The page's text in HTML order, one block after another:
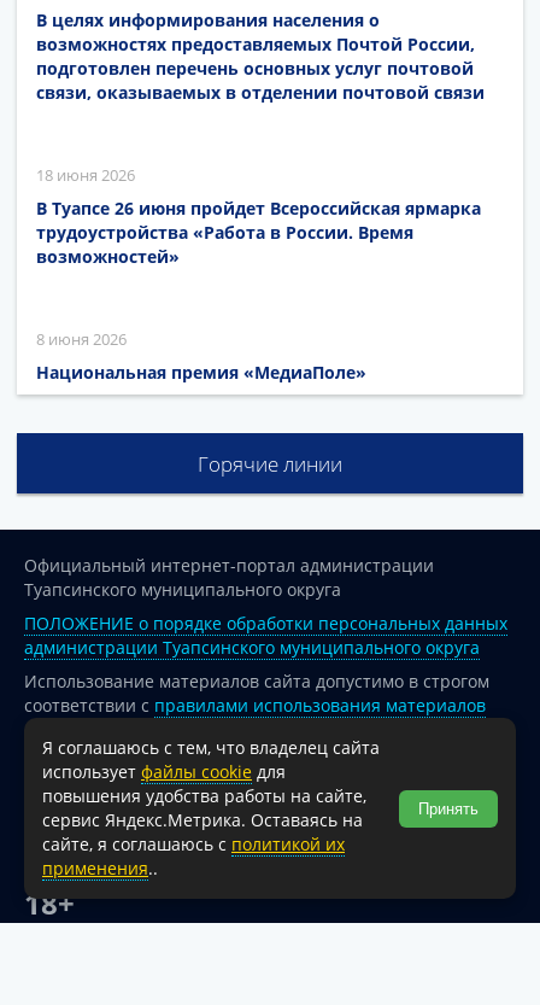
В целях информирования населения о
возможностях предоставляемых Почтой России,
подготовлен перечень основных услуг почтовой
связи, оказываемых в отделении почтовой связи
18 июня 2026
В Туапсе 26 июня пройдет Всероссийская ярмарка
трудоустройства «Работа в России. Время
возможностей»
8 июня 2026
Национальная премия «МедиаПоле»
Горячие линии
Официальный интернет-портал администрации
Туапсинского муниципального округа
ПОЛОЖЕНИЕ о порядке обработки персональных данных
администрации Туапсинского муниципального округа
Использование материалов сайта допустимо в строгом
соответствии с правилами использования материалов
опубликованных на сайте
При перепечатке и использовании информации ссылка
на источник обязательна.
Для сайтов и страниц сети Интернет обязательна
активная гиперссылка на официальный интернет-портал
администрации Туапсинского муниципального округа.
18+
Я соглашаюсь с тем, что владелец сайта
использует файлы cookie для
повышения удобства работы на сайте,
сервис Яндекс.Метрика. Оставаясь на
сайте, я соглашаюсь с политикой их
применения..
Принять